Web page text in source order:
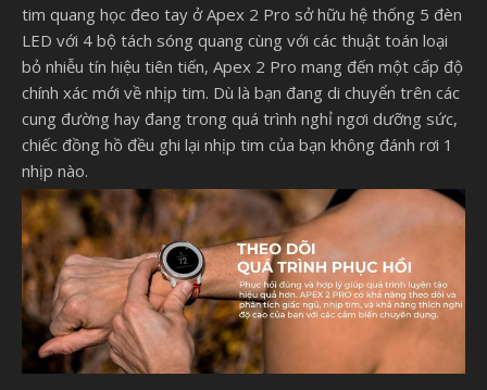
tim quang học đeo tay ở Apex 2 Pro sở hữu hệ thống 5 đèn
LED với 4 bộ tách sóng quang cùng với các thuật toán loại
bỏ nhiễu tín hiệu tiên tiến, Apex 2 Pro mang đến một cấp độ
chính xác mới về nhịp tim. Dù là bạn đang di chuyển trên các
cung đường hay đang trong quá trình nghỉ ngơi dưỡng sức,
chiếc đồng hồ đều ghi lại nhịp tim của bạn không đánh rơi 1
nhịp nào.